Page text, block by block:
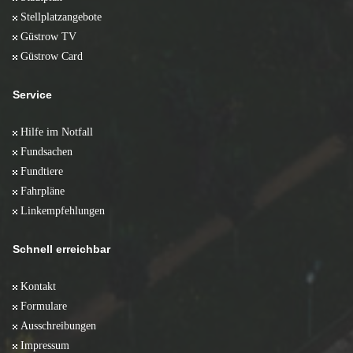
Stellplatzangebote
Güstrow TV
Güstrow Card
Service
Hilfe im Notfall
Fundsachen
Fundtiere
Fahrpläne
Linkempfehlungen
Schnell erreichbar
Kontakt
Formulare
Ausschreibungen
Impressum